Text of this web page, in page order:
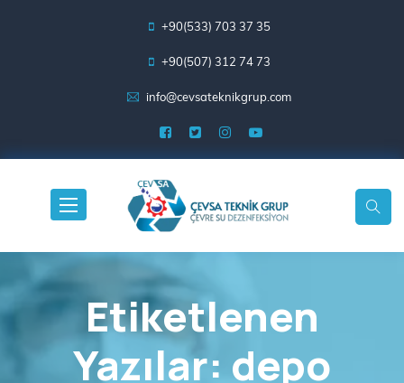
+90(533) 703 37 35
+90(507) 312 74 73
info@cevsateknikgrup.com
Etiketlenen
Yazılar: depo